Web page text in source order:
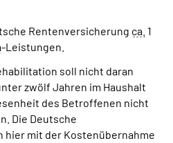
Rentenversicherung ca. 1
-Leistungen.
soll nicht daran
zwölf Jahren im Haushalt
des Betroffenen nicht
Die Deutsche
hier mit der Kostenübernahme